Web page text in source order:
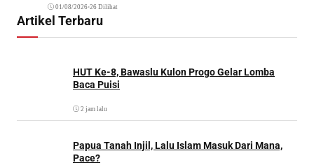
01/08/2026•26 Dilihat
Artikel Terbaru
HUT Ke-8, Bawaslu Kulon Progo Gelar Lomba
Baca Puisi
2 jam lalu
Papua Tanah Injil, Lalu Islam Masuk Dari Mana,
Pace?